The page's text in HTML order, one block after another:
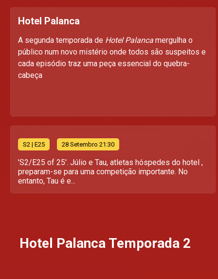
Hotel Palanca
A segunda temporada de Hotel Palanca mergulha o
público num novo mistério onde todos são suspeitos e
cada episódio traz uma peça essencial do quebra-
cabeça
S2 | E25 28 Setembro 21:30
'S2/E25 of 25'. Júlio e Tau, atletas hóspedes do hotel ,
preparam-se para uma competição importante. No
entanto, Tau é e...
Hotel Palanca Temporada 2